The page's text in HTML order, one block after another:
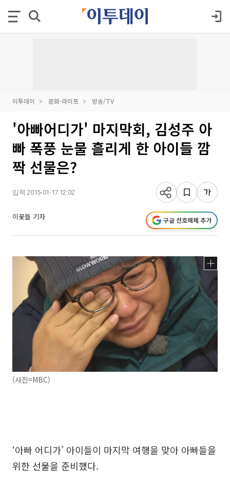
이투데이 문화·라이프 방송/TV
'아빠어디가' 마지막회, 김성주 아
빠 폭풍 눈물 흘리게 한 아이들 깜
짝 선물은?
입력 2015-01-17 12:02
이꽃들 기자 구글 선호매체 추가
(사진=MBC)
‘아빠 어디가’ 아이들이 마지막 여행을 맞아 아빠들을
위한 선물을 준비했다.